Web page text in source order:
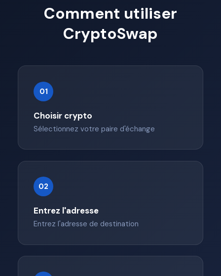
Comment utiliser
CryptoSwap
01
Choisir crypto
Sélectionnez votre paire d'échange
02
Entrez l'adresse
Entrez l'adresse de destination